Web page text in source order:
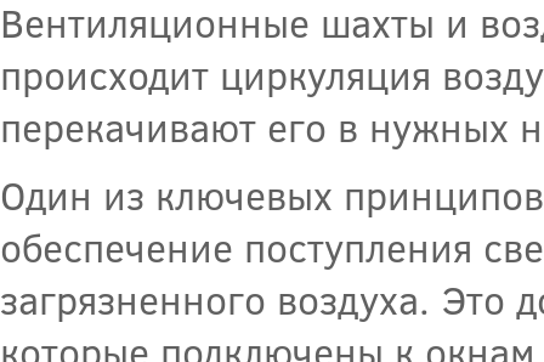
Вентиляционные шахты и
происходит циркуляция
перекачивают его в нужных
Один из ключевых
обеспечение поступления
загрязненного воздуха. Это